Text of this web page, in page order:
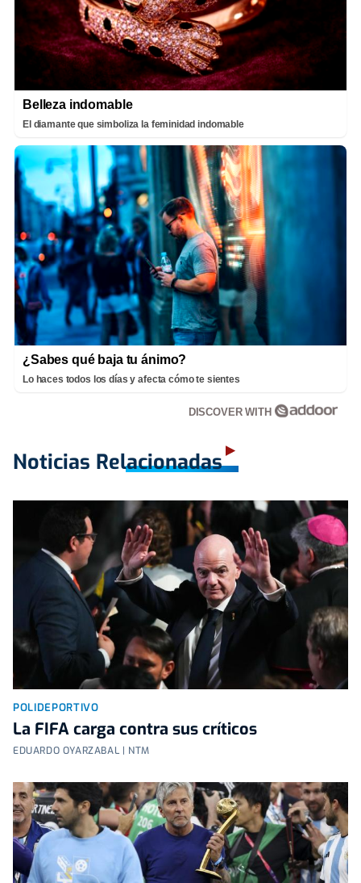
Belleza indomable
El diamante que simboliza la feminidad indomable
¿Sabes qué baja tu ánimo?
Lo haces todos los días y afecta cómo te sientes
DISCOVER WITH
Noticias Relacionadas
POLIDEPORTIVO
La FIFA carga contra sus críticos
EDUARDO OYARZABAL | NTM